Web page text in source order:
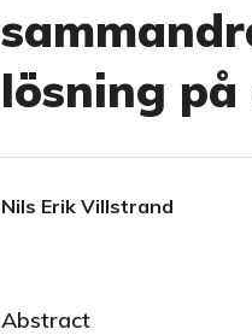
lösning
Nils Erik Villstrand
Abstract